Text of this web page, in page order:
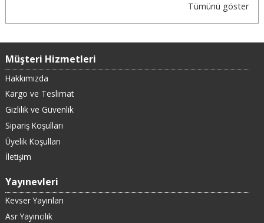
Tümünü göster
Müşteri Hizmetleri
Hakkımızda
Kargo ve Teslimat
Gizlilik ve Güvenlik
Sipariş Koşulları
Üyelik Koşulları
İletişim
Yayınevleri
Kevser Yayınları
Asr Yayıncılık